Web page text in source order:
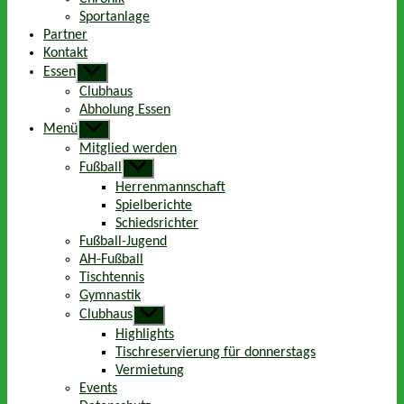
Sportanlage
Partner
Kontakt
Essen
Untermenü
anzeigen
Clubhaus
Abholung Essen
Menü
Untermenü
anzeigen
Mitglied werden
Fußball
Untermenü
anzeigen
Herrenmannschaft
Spielberichte
Schiedsrichter
Fußball-Jugend
AH-Fußball
Tischtennis
Gymnastik
Clubhaus
Untermenü
anzeigen
Highlights
Tischreservierung für donnerstags
Vermietung
Events